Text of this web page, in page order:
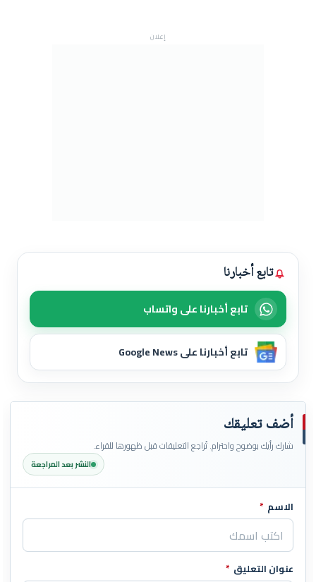
إعلان
تابع أخبارنا
تابع أخبارنا على واتساب
تابع أخبارنا على Google News
أضف تعليقك
شارك رأيك بوضوح واحترام. تُراجع التعليقات قبل ظهورها للقراء.
النشر بعد المراجعة
اترك هذا الحقل فارغاً
الاسم *
عنوان التعليق *